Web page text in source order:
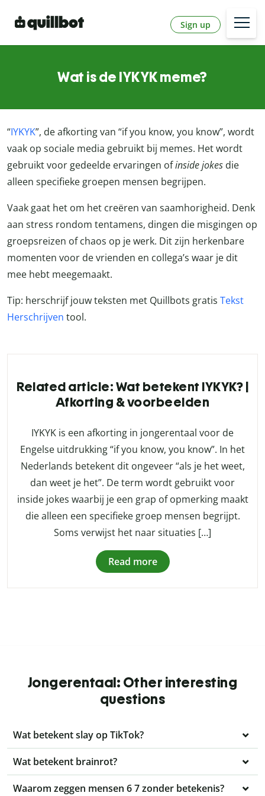
Sign up
Wat is de IYKYK meme?
“IYKYK”, de afkorting van “if you know, you know”, wordt
vaak op sociale media gebruikt bij memes. Het wordt
gebruikt voor gedeelde ervaringen ofinside jokes die
alleen specifieke groepen mensen begrijpen.
Vaak gaat het om het creëren van saamhorigheid. Denk
aan stress rondom tentamens, dingen die misgingen op
groepsreizen of chaos op je werk. Dit zijn herkenbare
momenten voor de vrienden en collega’s waar je dit
mee hebt meegemaakt.
Tip: herschrijf jouw teksten met Quillbots gratis Tekst
Herschrijven tool.
Related article: Wat betekent IYKYK? |
Afkorting & voorbeelden
IYKYK is een afkorting in jongerentaal voor de
Engelse uitdrukking “if you know, you know”. In het
Nederlands betekent dit ongeveer “als je het weet,
dan weet je het”. De term wordt gebruikt voor
inside jokes waarbij je een grap of opmerking maakt
die alleen een specifieke groep mensen begrijpt.
Soms verwijst het naar situaties […]
Read more
Jongerentaal: Other interesting
questions
Wat betekent slay op TikTok?
Wat betekent brainrot?
Waarom zeggen mensen 6 7 zonder betekenis?